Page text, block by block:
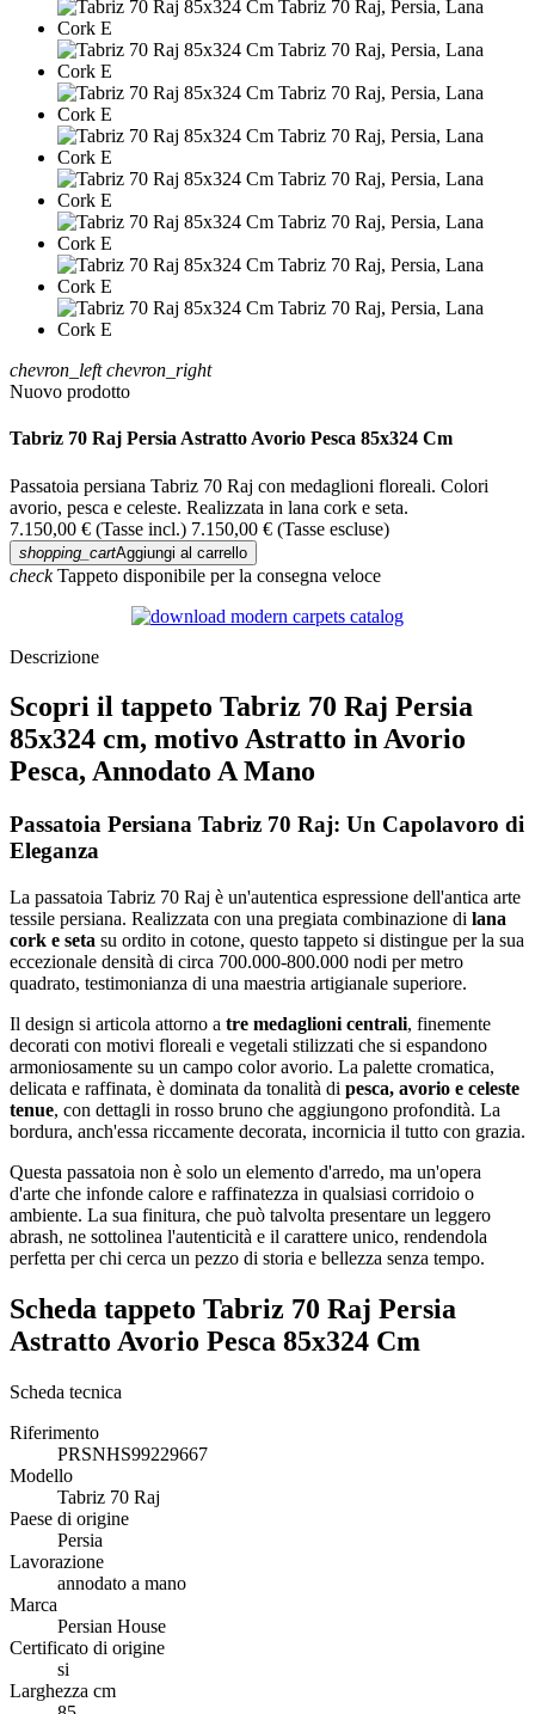
chevron_left chevron_right
Nuovo prodotto
Tabriz 70 Raj Persia Astratto Avorio Pesca 85x324 Cm
Passatoia persiana Tabriz 70 Raj con medaglioni floreali. Colori
avorio, pesca e celeste. Realizzata in lana cork e seta.
7.150,00 € (Tasse incl.) 7.150,00 € (Tasse escluse)
shopping_cartAggiungi al carrello
checkTappeto disponibile per la consegna veloce
Descrizione
Scopri il tappeto Tabriz 70 Raj Persia
85x324 cm, motivo Astratto in Avorio
Pesca, Annodato A Mano
Passatoia Persiana Tabriz 70 Raj: Un Capolavoro di
Eleganza
La passatoia Tabriz 70 Raj è un'autentica espressione dell'antica arte
tessile persiana. Realizzata con una pregiata combinazione di lana
cork e seta su ordito in cotone, questo tappeto si distingue per la sua
eccezionale densità di circa 700.000-800.000 nodi per metro
quadrato, testimonianza di una maestria artigianale superiore.
Il design si articola attorno a tre medaglioni centrali, finemente
decorati con motivi floreali e vegetali stilizzati che si espandono
armoniosamente su un campo color avorio. La palette cromatica,
delicata e raffinata, è dominata da tonalità di pesca, avorio e celeste
tenue, con dettagli in rosso bruno che aggiungono profondità. La
bordura, anch'essa riccamente decorata, incornicia il tutto con grazia.
Questa passatoia non è solo un elemento d'arredo, ma un'opera
d'arte che infonde calore e raffinatezza in qualsiasi corridoio o
ambiente. La sua finitura, che può talvolta presentare un leggero
abrash, ne sottolinea l'autenticità e il carattere unico, rendendola
perfetta per chi cerca un pezzo di storia e bellezza senza tempo.
Scheda tappeto Tabriz 70 Raj Persia
Astratto Avorio Pesca 85x324 Cm
Scheda tecnica
Riferimento
PRSNHS99229667
Modello
Tabriz 70 Raj
Paese di origine
Persia
Lavorazione
annodato a mano
Marca
Persian House
Certificato di origine
si
Larghezza cm